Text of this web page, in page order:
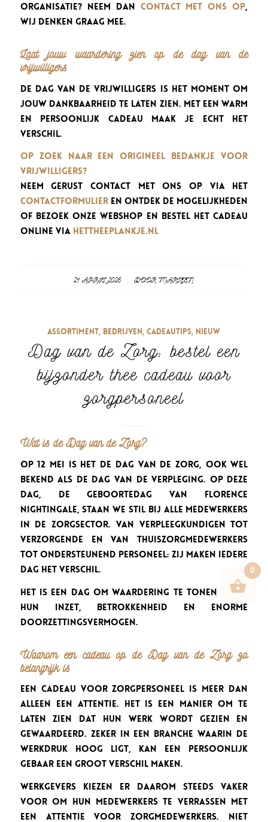
organisatie? Neem dan contact met ons op,
wij denken graag mee.
Laat jouw waardering zien op de dag van de
vrijwilligers
De dag van de vrijwilligers is het moment om
jouw dankbaarheid te laten zien. Met een warm
en persoonlijk cadeau maak je echt het
verschil.
Op zoek naar een origineel bedankje voor
vrijwilligers?
Neem gerust contact met ons op via het
contactformulieren ontdek de mogelijkheden
of bezoek onze webshop en bestel het cadeau
online via hettheeplankje.nl
21 APRIL 2026
/ DOORMARLEEN
Assortiment, Bedrijven,Cadeautips, Nieuw
Dag van de Zorg: bestel een
bijzonder thee cadeau voor
zorgpersoneel
Wat is de Dag van de Zorg?
Op12 mei is het de Dag van de Zorg, ook wel
bekend als de Dag van de Verpleging. Op deze
dag, de geboortedag van Florence
Nightingale, staan we stil bij alle medewerkers
in de zorgsector. Van verpleegkundigen tot
verzorgende en van thuiszorgmedewerkers
tot ondersteunend personeel: zij maken iedere
dag het verschil.
Het is een dag om waardering te tonen voor
hun inzet, betrokkenheid en enorme
doorzettingsvermogen.
Waarom een cadeau op de Dag van de Zorg zo
belangrijk is
Een cadeau voor zorgpersoneel is meer dan
alleen een attentie. Het is een manier om te
laten zien dat hun werk wordt gezien en
gewaardeerd. Zeker in een branche waarin de
werkdruk hoog ligt, kan een persoonlijk
gebaar een groot verschil maken.
Werkgevers kiezen er daarom steeds vaker
voor om hun medewerkers te verrassen met
een attentie voor zorgmedewerkers. Niet
0